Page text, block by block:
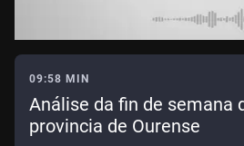
09:58 MIN
Análise da fin de semana
provincia de Ourense